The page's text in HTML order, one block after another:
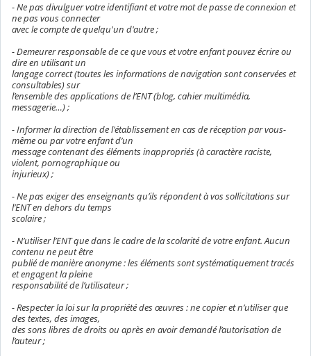
- Ne pas divulguer votre identifiant et votre mot de passe de connexion et
ne pas vous connecter
avec le compte de quelqu'un d'autre ;
- Demeurer responsable de ce que vous et votre enfant pouvez écrire ou
dire en utilisant un
langage correct (toutes les informations de navigation sont conservées et
consultables) sur
l’ensemble des applications de l’ENT (blog, cahier multimédia,
messagerie…) ;
- Informer la direction de l'établissement en cas de réception par vous-
même ou par votre enfant d’un
message contenant des éléments inappropriés (à caractère raciste,
violent, pornographique ou
injurieux) ;
- Ne pas exiger des enseignants qu’ils répondent à vos sollicitations sur
l’ENT en dehors du temps
scolaire ;
- N’utiliser l’ENT que dans le cadre de la scolarité de votre enfant. Aucun
contenu ne peut être
publié de manière anonyme : les éléments sont systématiquement tracés
et engagent la pleine
responsabilité de l’utilisateur ;
- Respecter la loi sur la propriété des œuvres : ne copier et n’utiliser que
des textes, des images,
des sons libres de droits ou après en avoir demandé l’autorisation de
l’auteur ;